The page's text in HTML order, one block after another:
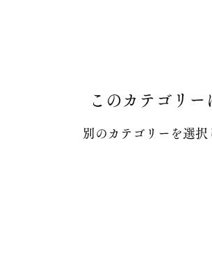
このカテゴリ
別のカテゴリーを選択